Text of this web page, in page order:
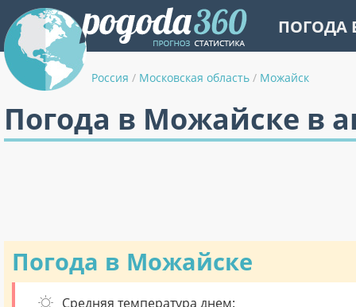
ПОГОДА
Россия / Московская область / Можайск
Погода в Можайске в
Погода в Можайске
Средняя температура днем: